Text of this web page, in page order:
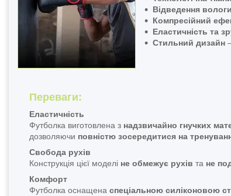
Відведення вологи
Компресійний
Еластичність та
Стильний дизайн
Переваги:
Еластичність
Футболка виготовлена з надзвичайно гнучких
дозволяючи повністю зосередитися на
Свобода рухів
Конструкція цієї моделі не обмежує рухів та не
Комфорт
Футболка оснащена спеціальною силіконовою